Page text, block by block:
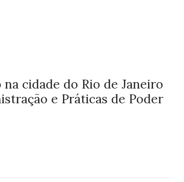
cidade do Rio de Janeiro
e Práticas de Poder